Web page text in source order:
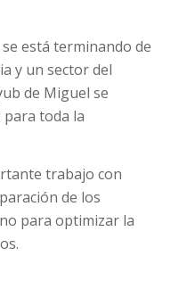
está terminando de
y un sector del
de Miguel se
toda la
trabajo con
de los
para optimizar la